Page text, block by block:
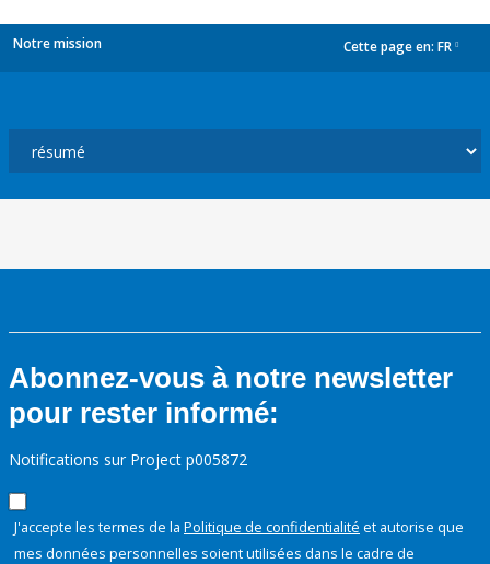
Notre mission Cette page en: FR
Abonnez-vous à notre newsletter
pour rester informé:
Notifications sur Project p005872
J'accepte les termes de la Politique de confidentialité et autorise que
mes données personnelles soient utilisées dans le cadre de